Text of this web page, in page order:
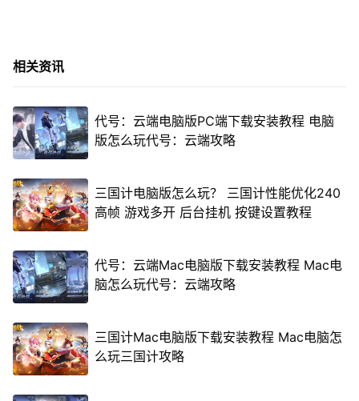
相关资讯
代号：云端电脑版PC端下载安装教程 电脑
版怎么玩代号：云端攻略
三国计电脑版怎么玩？ 三国计性能优化240
高帧 游戏多开 后台挂机 按键设置教程
代号：云端Mac电脑版下载安装教程 Mac电
脑怎么玩代号：云端攻略
三国计Mac电脑版下载安装教程 Mac电脑怎
么玩三国计攻略